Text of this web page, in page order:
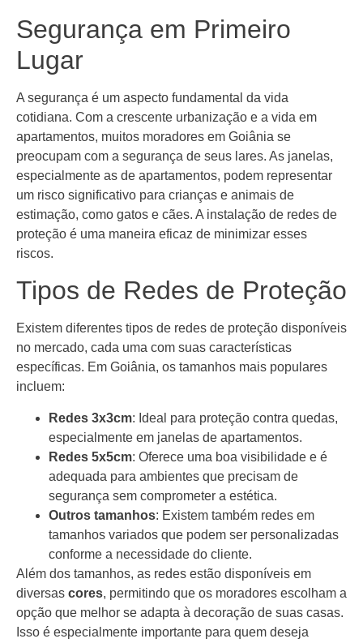
Segurança em Primeiro
Lugar
A segurança é um aspecto fundamental da vida
cotidiana. Com a crescente urbanização e a vida em
apartamentos, muitos moradores em Goiânia se
preocupam com a segurança de seus lares. As janelas,
especialmente as de apartamentos, podem representar
um risco significativo para crianças e animais de
estimação, como gatos e cães. A instalação de redes de
proteção é uma maneira eficaz de minimizar esses
riscos.
Tipos de Redes de Proteção
Existem diferentes tipos de redes de proteção disponíveis
no mercado, cada uma com suas características
específicas. Em Goiânia, os tamanhos mais populares
incluem:
Redes 3x3cm: Ideal para proteção contra quedas,
especialmente em janelas de apartamentos.
Redes 5x5cm: Oferece uma boa visibilidade e é
adequada para ambientes que precisam de
segurança sem comprometer a estética.
Outros tamanhos: Existem também redes em
tamanhos variados que podem ser personalizadas
conforme a necessidade do cliente.
Além dos tamanhos, as redes estão disponíveis em
diversas cores, permitindo que os moradores escolham a
opção que melhor se adapta à decoração de suas casas.
Isso é especialmente importante para quem deseja